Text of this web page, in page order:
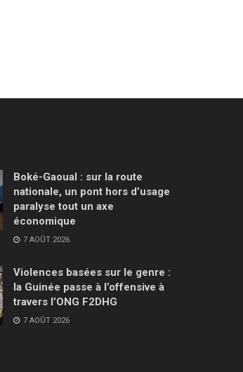
Boké-Gaoual : sur la route
nationale, un pont hors d’usage
paralyse tout un axe
économique
7 AOÛT 2026
Violences basées sur le genre :
la Guinée passe à l’offensive à
travers l’ONG F2DHG
7 AOÛT 2026